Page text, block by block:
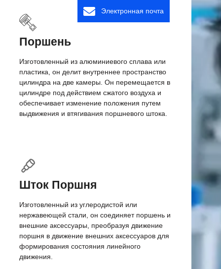
Поршень
Изготовленный из алюминиевого сплава или
пластика, он делит внутреннее пространство
цилиндра на две камеры. Он перемещается в
цилиндре под действием сжатого воздуха и
обеспечивает изменение положения путем
выдвижения и втягивания поршневого штока.
Шток Поршня
Изготовленный из углеродистой или
нержавеющей стали, он соединяет поршень и
внешние аксессуары, преобразуя движение
поршня в движение внешних аксессуаров для
формирования состояния линейного
движения.
Электронная почта